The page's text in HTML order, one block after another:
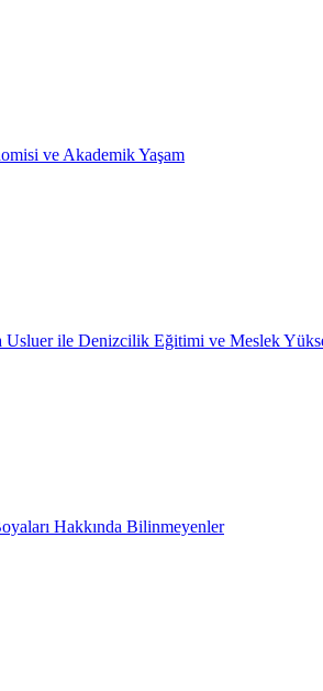
ve Akademik Yaşam
ile Denizcilik Eğitimi ve Meslek
Hakkında Bilinmeyenler